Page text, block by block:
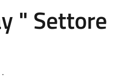
" Settore